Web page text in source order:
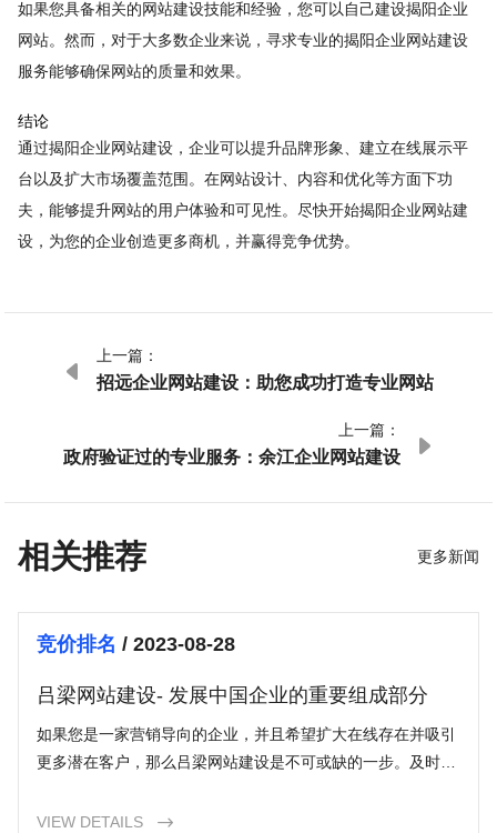
如果您具备相关的网站建设技能和经验，您可以自己建设揭阳企业
网站。然而，对于大多数企业来说，寻求专业的揭阳企业网站建设
服务能够确保网站的质量和效果。
结论
通过揭阳企业网站建设，企业可以提升品牌形象、建立在线展示平
台以及扩大市场覆盖范围。在网站设计、内容和优化等方面下功
夫，能够提升网站的用户体验和可见性。尽快开始揭阳企业网站建
设，为您的企业创造更多商机，并赢得竞争优势。

上一篇：
招远企业网站建设：助您成功打造专业网站
上一篇：
政府验证过的专业服务：余江企业网站建设

相关推荐 更多新闻
竞价排名/ 2023-08-28
吕梁网站建设- 发展中国企业的重要组成部分
如果您是一家营销导向的企业，并且希望扩大在线存在并吸引
更多潜在客户，那么吕梁网站建设是不可或缺的一步。及时投
争优势。
VIEW DETAILS 